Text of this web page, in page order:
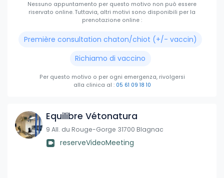
Nessuno appuntamento per questo motivo non può essere
riservato online. Tuttavia, altri motivi sono disponibili per la
prenotazione online :
Première consultation chaton/chiot (+/- vaccin)
Richiamo di vaccino
Per questo motivo o per ogni emergenza, rivolgersi
alla clinica al : 05 61 09 18 10
Equilibre Vétonatura
9 All. du Rouge-Gorge 31700 Blagnac
reserveVideoMeeting